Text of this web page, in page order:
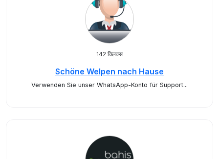
142 क्लिक्स
Schöne Welpen nach Hause
Verwenden Sie unser WhatsApp-Konto für Support...